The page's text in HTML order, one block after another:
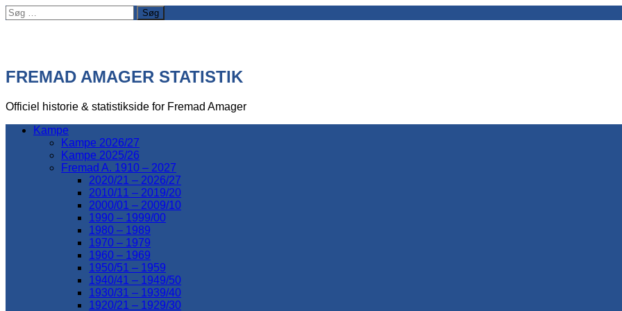
Søg
efter:
FREMAD AMAGER STATISTIK
Officiel historie & statistikside for Fremad Amager
Kampe
Kampe 2026/27
Kampe 2025/26
Fremad A. 1910 – 2027
2020/21 – 2026/27
2010/11 – 2019/20
2000/01 – 2009/10
1990 – 1999/00
1980 – 1989
1970 – 1979
1960 – 1969
1950/51 – 1959
1940/41 – 1949/50
1930/31 – 1939/40
1920/21 – 1929/30